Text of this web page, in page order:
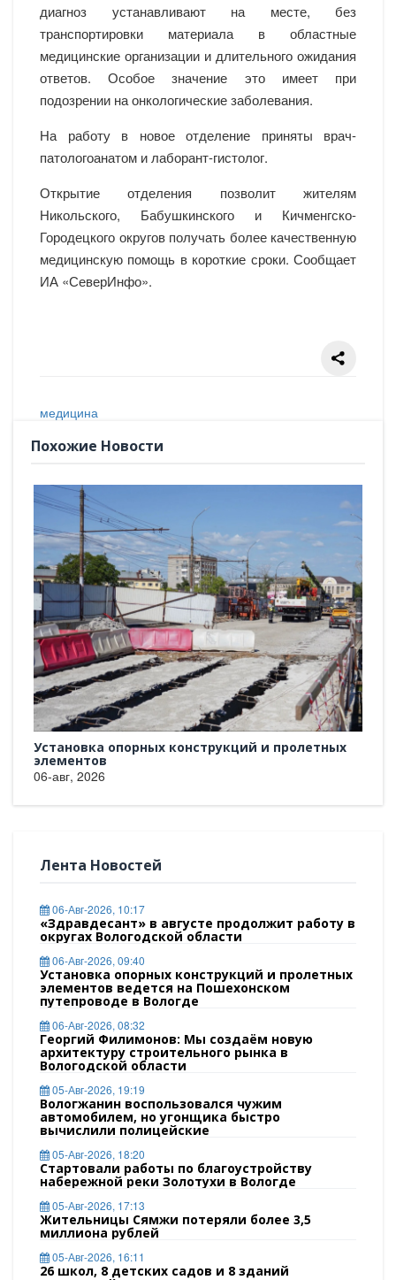
диагноз устанавливают на месте, без
транспортировки материала в областные
медицинские организации и длительного ожидания
ответов. Особое значение это имеет при
подозрении на онкологические заболевания.
На работу в новое отделение приняты врач-
патологоанатом и лаборант-гистолог.
Открытие отделения позволит жителям
Никольского, Бабушкинского и Кичменгско-
Городецкого округов получать более качественную
медицинскую помощь в короткие сроки. Сообщает
ИА «СеверИнфо».
медицина
Похожие Новости
пролетных Георгий Филимонов: Мы создаём новую
архитектуру
06-авг, 2026
Лента Новостей
06-Авг-2026, 10:17
«Здравдесант» в августе продолжит работу в
округах Вологодской области
06-Авг-2026, 09:40
Установка опорных конструкций и пролетных
элементов ведется на Пошехонском
путепроводе в Вологде
06-Авг-2026, 08:32
Георгий Филимонов: Мы создаём новую
архитектуру строительного рынка в
Вологодской области
05-Авг-2026, 19:19
Вологжанин воспользовался чужим
автомобилем, но угонщика быстро
вычислили полицейские
05-Авг-2026, 18:20
Стартовали работы по благоустройству
набережной реки Золотухи в Вологде
05-Авг-2026, 17:13
Жительницы Сямжи потеряли более 3,5
миллиона рублей
05-Авг-2026, 16:11
26 школ, 8 детских садов и 8 зданий